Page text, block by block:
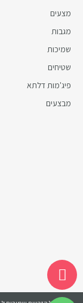
מצעים
מגבות
שמיכות
שטיחים
פיג'מות דלתא
מבצעים